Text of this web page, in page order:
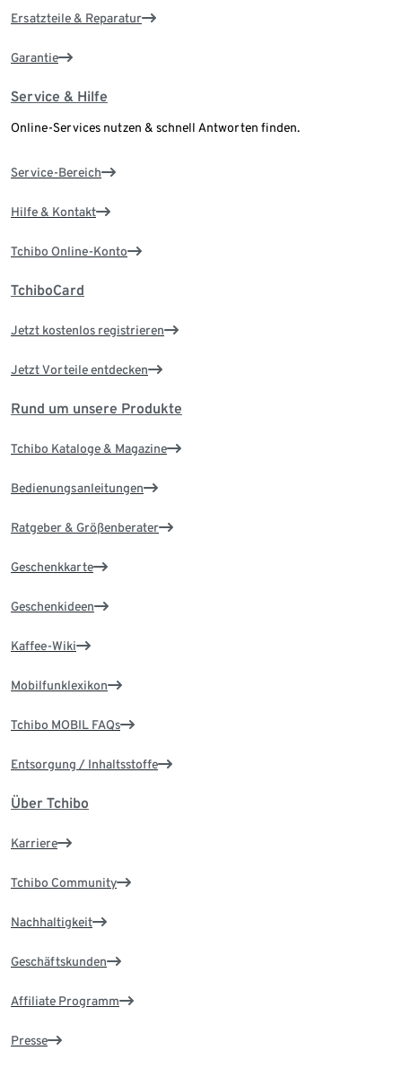
Ersatzteile & Reparatur
Garantie
Service & Hilfe
Online-Services nutzen & schnell Antworten finden.
Service-Bereich
Hilfe & Kontakt
Tchibo Online-Konto
TchiboCard
Jetzt kostenlos registrieren
Jetzt Vorteile entdecken
Rund um unsere Produkte
Tchibo Kataloge & Magazine
Bedienungsanleitungen
Ratgeber & Größenberater
Geschenkkarte
Geschenkideen
Kaffee-Wiki
Mobilfunklexikon
Tchibo MOBIL FAQs
Entsorgung / Inhaltsstoffe
Über Tchibo
Karriere
Tchibo Community
Nachhaltigkeit
Geschäftskunden
Affiliate Programm
Presse